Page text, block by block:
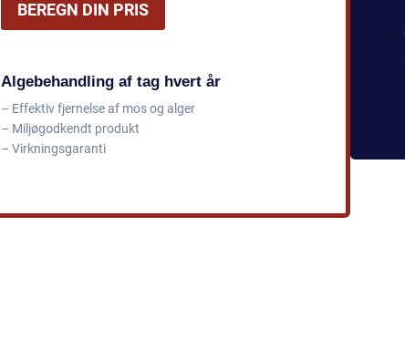
BEREGN DIN PRIS
Algebehandling af tag hvert år
– Effektiv fjernelse af mos og alger
– Miljøgodkendt produkt
– Virkningsgaranti